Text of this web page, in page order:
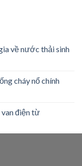
về nước thải sinh
cháy nổ chính
van điện từ